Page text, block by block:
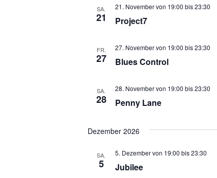
SA.
21 Project7
21. November von 19:00 bis23:30
FR.
27 Blues Control
27. November von 19:00 bis23:30
SA.
28 Penny Lane
28. November von 19:00 bis23:30
Dezember 2026
SA.
5 Jubilee
5. Dezember von 19:00 bis23:30